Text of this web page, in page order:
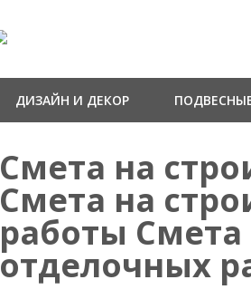
ДИЗАЙН И ДЕКОР
Смета на
Смета на
работы
отделочных